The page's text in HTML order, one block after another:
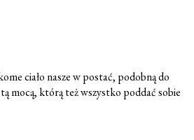
ciało nasze w postać, podobną do
mocą, którą też wszystko poddać sobie